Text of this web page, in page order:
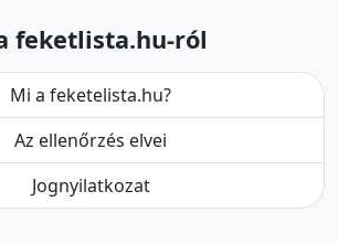
feketlista.hu-ról
Mi a feketelista.hu?
Az ellenőrzés elvei
Jognyilatkozat